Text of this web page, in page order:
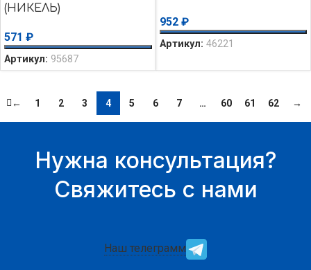
(НИКЕЛЬ)
571 ₽
Артикул: 95687
952 ₽
Артикул: 46221
← 1 2 3 4 5 6 7 … 60 61 62 →
Нужна консультация?
Свяжитесь с нами
Наш телеграмм